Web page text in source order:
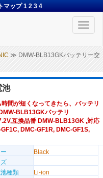
マップ 1 2 3 4
Toggle
≫ DMW-BLB13GKバッテリー交
池
間が短くなってきたら、バッテリ
BLB13GKバッテリ
互換品番 DMW-BLB13GK ,対応
DMC-GF1R, DMC-GF1S,
Black
種類
Li-ion